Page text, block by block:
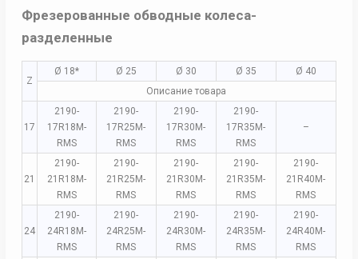
Фрезерованные обводные колеса-
разделенные
Z
Ø 18* Ø 25 Ø 30 Ø 35
Ø 40
Описание товара
17
2190-
17R18M-
RMS
2190-
17R25M-
RMS
2190-
17R30M-
RMS
2190-
17R35M-
RMS
–
21
2190-
21R18M-
RMS
2190-
21R25M-
RMS
2190-
21R30M-
RMS
2190-
21R35M-
RMS
2190-
21R40M-
RMS
24
2190-
24R18M-
RMS
2190-
24R25M-
RMS
2190-
24R30M-
RMS
2190-
24R35M-
RMS
2190-
24R40M-
RMS